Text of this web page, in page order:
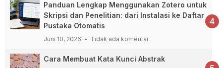
Panduan Lengkap Menggunakan Zotero untuk
Skripsi dan Penelitian: dari Instalasi ke Daftar
Pustaka Otomatis
Juni 10, 2026 Tidak ada komentar
Cara Membuat Kata Kunci Abstrak